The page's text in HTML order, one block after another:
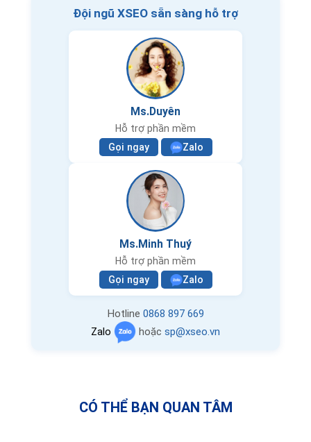
Đội ngũ XSEO sẵn sàng hỗ trợ
Ms.Duyên
Hỗ trợ phần mềm
Gọi ngay
Zalo
Ms.Minh Thuý
Hỗ trợ phần mềm
Gọi ngay
Zalo
Hotline 0868 897 669
Zalo
hoặc sp@xseo.vn
CÓ THỂ BẠN QUAN TÂM